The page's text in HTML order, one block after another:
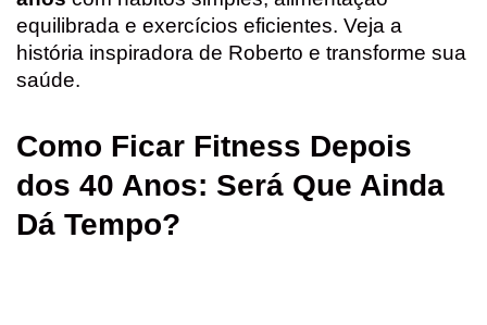
c
e
b
o
o
k
a
t
s
A
p
p
n
t
r
e
s
t
a
i
i
t
e
r
a
r
equilibrada e exercícios eficientes. Veja a
história inspiradora de Roberto e transforme sua
saúde.
Como Ficar Fitness Depois
dos 40 Anos: Será Que Ainda
Dá Tempo?